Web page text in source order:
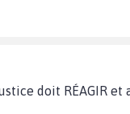
doit RÉAGIR